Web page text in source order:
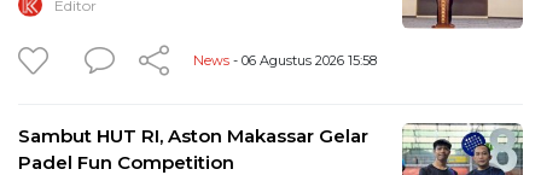
Editor
News - 06 Agustus 2026 15:58
Sambut HUT RI, Aston Makassar Gelar
Padel Fun Competition